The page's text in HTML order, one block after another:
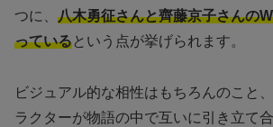
つに、 八木勇征さんと齊藤京子さんの
っているという点が挙げられます。
ビジュアル的な相性はもちろんのこと
ラクターが物語の中で互いに引き立て